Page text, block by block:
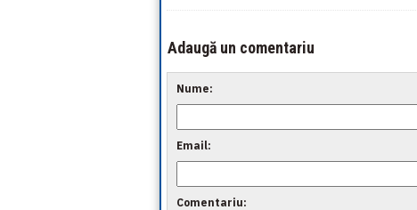
Adaugă un comentariu
Nume:
Email:
Comentariu: